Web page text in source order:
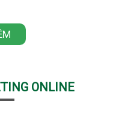
ONLINE